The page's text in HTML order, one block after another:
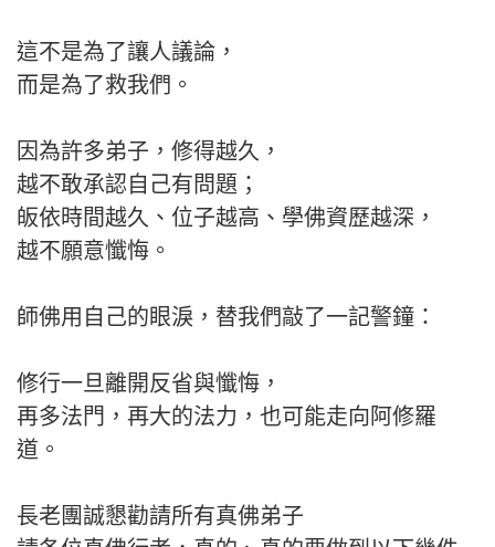
這不是為了讓人議論，
而是為了救我們。
因為許多弟子，修得越久，
越不敢承認自己有問題；
皈依時間越久、位子越高、學佛資歷越深，
越不願意懺悔。
師佛用自己的眼淚，替我們敲了一記警鐘：
修行一旦離開反省與懺悔，
再多法門，再大的法力，也可能走向阿修羅
道。
長老團誠懇勸請所有真佛弟子